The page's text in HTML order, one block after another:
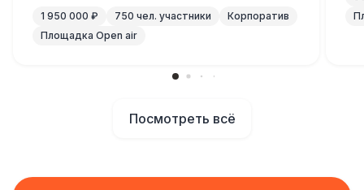
1 950 000 ₽ 750 чел. участники
Корпоратив
Площадка Open air
Посмотреть всё